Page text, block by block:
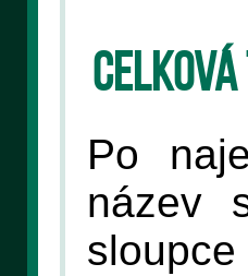
Po
název